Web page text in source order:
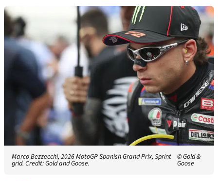
Marco Bezzecchi, 2026 MotoGP Spanish Grand Prix, Sprint
grid. Credit: Gold and Goose.
© Gold &
Goose